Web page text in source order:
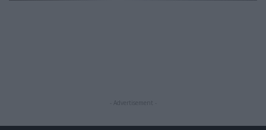
- Advertisement -